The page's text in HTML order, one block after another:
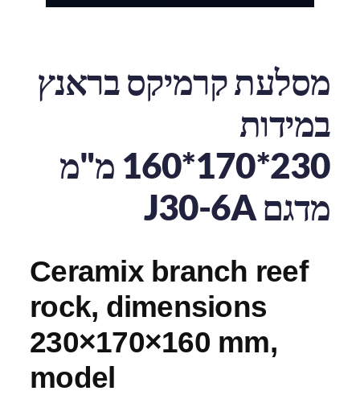
מסלעת קרמיקס בראנץ
במידות
230*170*160 מ"מ
מדגם J30-6A
Ceramix branch reef
rock, dimensions
230×170×160 mm,
model